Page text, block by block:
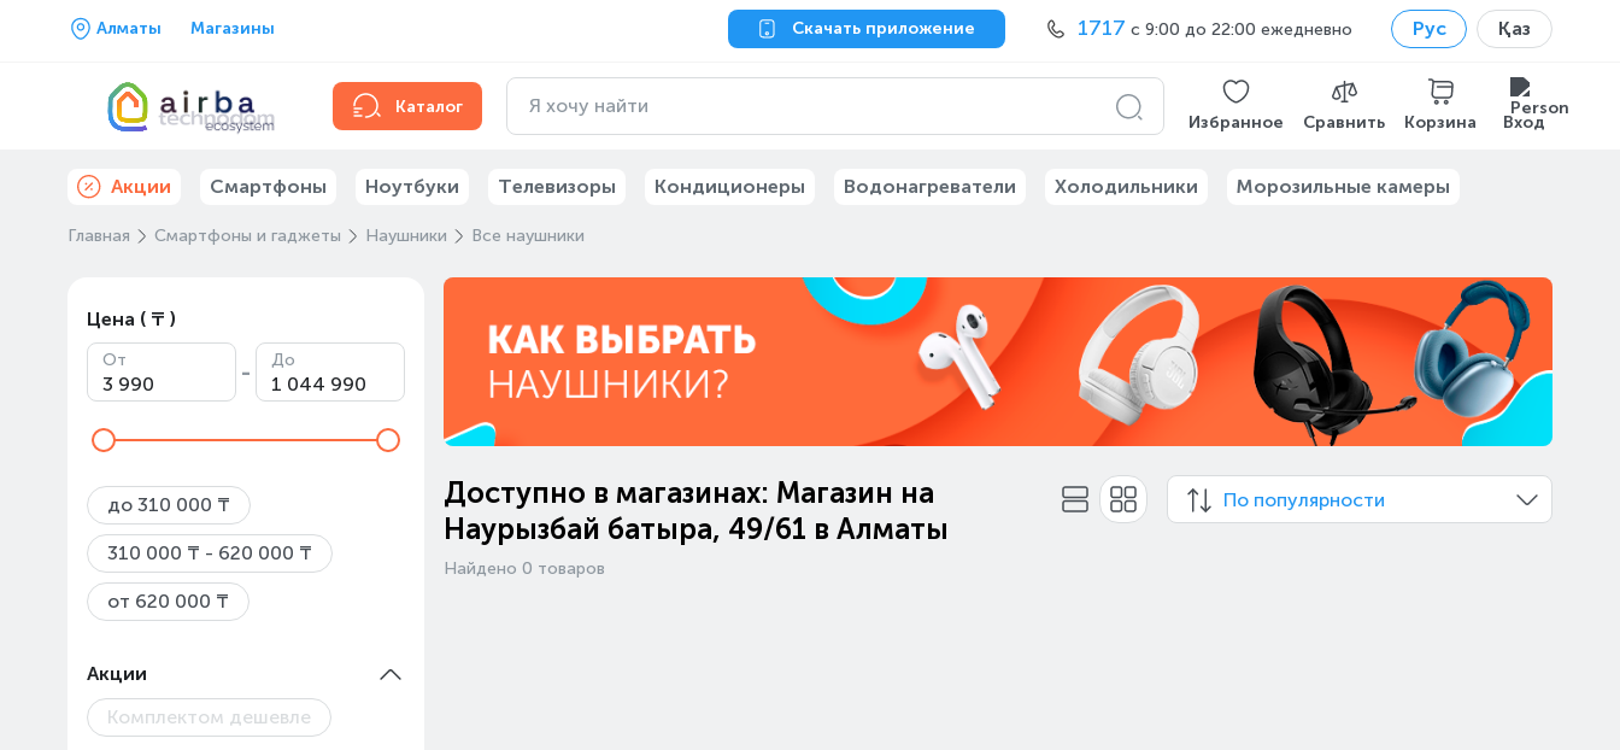
Алматы Магазины Скачать приложение 1717 с 9:00 до 22:00 ежедневно Рус Қаз
Каталог
Избранное Сравнить Корзина Вход
Акции Смартфоны Ноутбуки Телевизоры Кондиционеры Водонагреватели Холодильники Морозильные камеры
Главная Смартфоны и гаджеты Наушники Все наушники
Цена ( ₸ )
От - До
до 310 000 ₸
310 000 ₸ - 620 000 ₸
от 620 000 ₸
Акции
Комплектом дешевле
Доступно в магазинах: Магазин на
Наурызбай батыра, 49/61 в Алматы
Найдено 0 товаров
По популярности